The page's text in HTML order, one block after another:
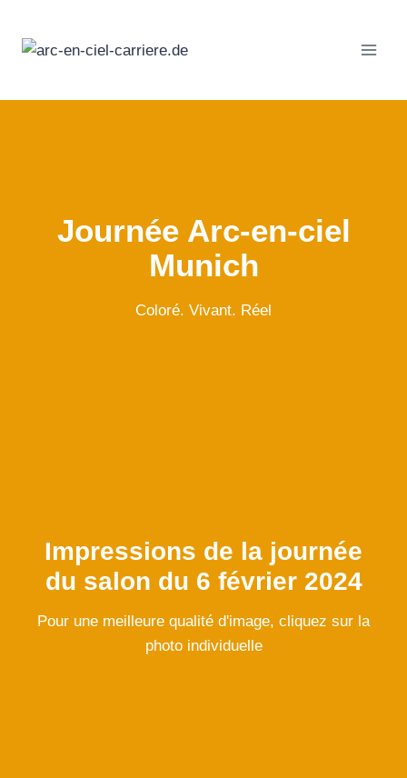
contenu
Journée Arc-en-ciel
Munich
Coloré. Vivant. Réel
Impressions de la journée
du salon du 6 février 2024
Pour une meilleure qualité d'image, cliquez sur la
photo individuelle